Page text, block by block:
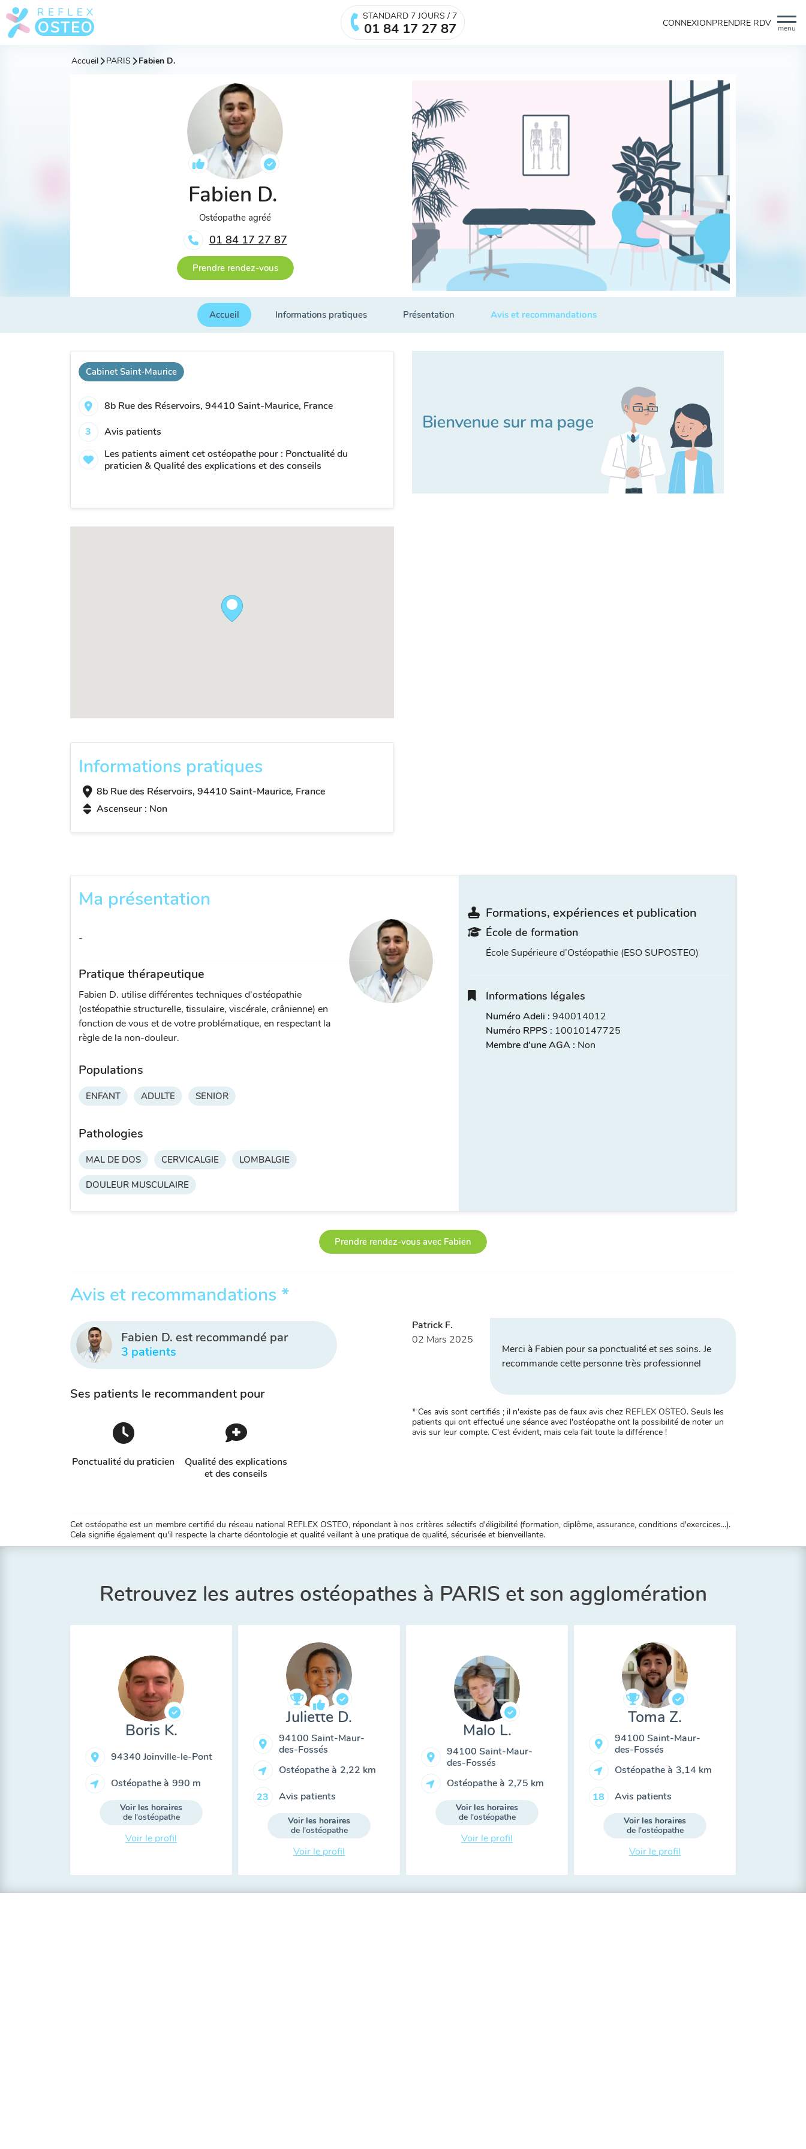
menu
STANDARD 7 JOURS / 7
01 84 17 27 87 CONNEXIONPRENDRE RDV
Accueil PARIS Fabien D.
Fabien D.
Ostéopathe agréé
01 84 17 27 87
Prendre rendez-vous
Accueil Informations pratiques Présentation Avis et recommandations
Cabinet Saint-Maurice
8b Rue des Réservoirs, 94410 Saint-Maurice, France
3
Avis patients
Les patients aiment cet ostéopathe pour : Ponctualité du
praticien & Qualité des explications et des conseils
Informations pratiques
8b Rue des Réservoirs, 94410 Saint-Maurice, France
Ascenseur : Non
Ma présentation
-
Pratique thérapeutique
Fabien D. utilise différentes techniques d'ostéopathie
(ostéopathie structurelle, tissulaire, viscérale, crânienne) en
fonction de vous et de votre problématique, en respectant la
règle de la non-douleur.
Populations
ENFANT ADULTE SENIOR
Pathologies
MAL DE DOS CERVICALGIE LOMBALGIE
DOULEUR MUSCULAIRE
Formations, expériences et publication
École de formation
École Supérieure d’Ostéopathie (ESO SUPOSTEO)
Informations légales
Numéro Adeli : 940014012
Numéro RPPS : 10010147725
Membre d'une AGA : Non
Prendre rendez-vous avec Fabien
Avis et recommandations *
Fabien D. est recommandé par
3 patients
Ses patients le recommandent pour
Ponctualité du praticien
Qualité des explications
et des conseils
Patrick F.
02 Mars 2025
Merci à Fabien pour sa ponctualité et ses soins. Je
recommande cette personne très professionnel
* Ces avis sont certifiés ; il n'existe pas de faux avis chez REFLEX OSTEO. Seuls les
patients qui ont effectué une séance avec l'ostéopathe ont la possibilité de noter un
avis sur leur compte. C'est évident, mais cela fait toute la différence !
Cet ostéopathe est un membre certifié du réseau national REFLEX OSTEO, répondant à nos critères sélectifs d'éligibilité (formation, diplôme, assurance, conditions d'exercices...).
Cela signifie également qu'il respecte la charte déontologie et qualité veillant à une pratique de qualité, sécurisée et bienveillante.
Retrouvez les autres ostéopathes à PARIS et son agglomération
Boris K.
94340 Joinville-le-Pont
Ostéopathe à 990 m
Voir les horaires
de l'ostéopathe
Voir le profil
Juliette D.
94100 Saint-Maur-
des-Fossés
Ostéopathe à 2,22 km
23 Avis patients
Voir les horaires
de l'ostéopathe
Voir le profil
Malo L.
94100 Saint-Maur-
des-Fossés
Ostéopathe à 2,75 km
Voir les horaires
de l'ostéopathe
Voir le profil
Toma Z.
94100 Saint-Maur-
des-Fossés
Ostéopathe à 3,14 km
18 Avis patients
Voir les horaires
de l'ostéopathe
Voir le profil